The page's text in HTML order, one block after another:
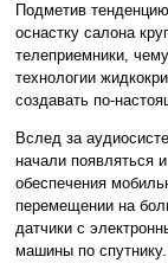
Подметив
оснастку салона
телеприемники,
технологии
создавать по-
Вслед за
начали появляться
обеспечения
перемещении на
датчики с
машины по